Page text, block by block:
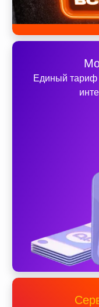
Единый тариф